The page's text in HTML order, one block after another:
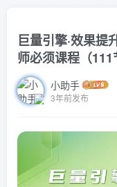
巨量引擎·效果提
师必须课程（111
小助手
3年前发布